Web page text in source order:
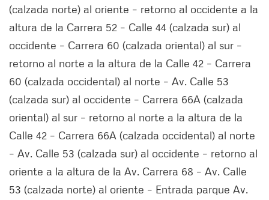
(calzada norte) al oriente – retorno al occidente a la
altura de la Carrera 52 – Calle 44 (calzada sur) al
occidente – Carrera 60 (calzada oriental) al sur –
retorno al norte a la altura de la Calle 42 – Carrera
60 (calzada occidental) al norte – Av. Calle 53
(calzada sur) al occidente – Carrera 66A (calzada
oriental) al sur – retorno al norte a la altura de la
Calle 42 – Carrera 66A (calzada occidental) al norte
– Av. Calle 53 (calzada sur) al occidente – retorno al
oriente a la altura de la Av. Carrera 68 – Av. Calle
53 (calzada norte) al oriente – Entrada parque Av.